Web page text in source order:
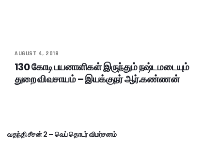
AUGUST 4, 2018
130 கோடி பயனாளிகள் இருந்தும் நஷ்டமடையும்
துறை விவசாயம் – இயக்குநர் ஆர்.கண்ணன்
வதந்தி சீசன் 2 – வெப் தொடர் விமர்சனம்